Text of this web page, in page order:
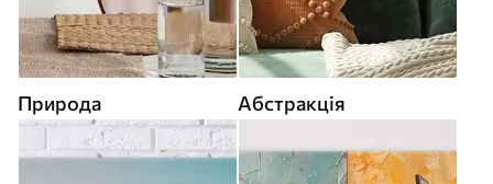
Природа Абстракція